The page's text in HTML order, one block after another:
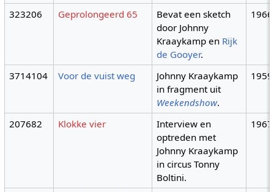
323206 Geprolongeerd 65
Bevat een sketch
door Johnny
Kraaykamp en Rijk
de Gooyer.
1966
3714104 Voor de vuist weg
Johnny Kraaykamp
in fragment uit
Weekendshow.
1959
207682 Klokke vier
Interview en
optreden met
Johnny Kraaykamp
in circus Tonny
Boltini.
1967